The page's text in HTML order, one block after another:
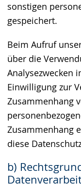
sonstigen
gespeichert.
Beim Aufruf
über die
Analysezwecken
Einwilligung zur
Zusammenhang
Zusammenhang
diese
b)